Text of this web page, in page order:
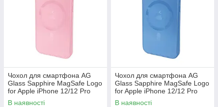
Чохол для смартфона AG
Glass Sapphire MagSafe Logo
for Apple iPhone 12/12 Pro
Pink
В наявності
Чохол для смартфона AG
Glass Sapphire MagSafe Logo
for Apple iPhone 12/12 Pro
Sierra Blue
В наявності